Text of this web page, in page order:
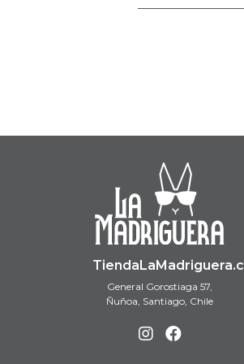
TiendaLaMadriguera.cl
General Gorostiaga 57,
Ñuñoa, Santiago, Chile